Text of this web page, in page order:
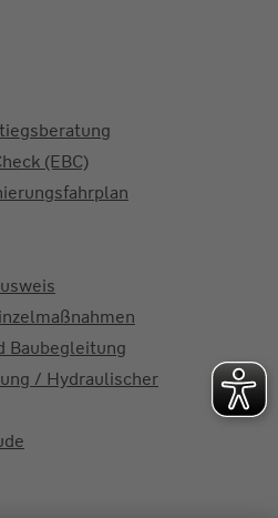
(EBC)
Baubegleitung
/ Hydraulischer